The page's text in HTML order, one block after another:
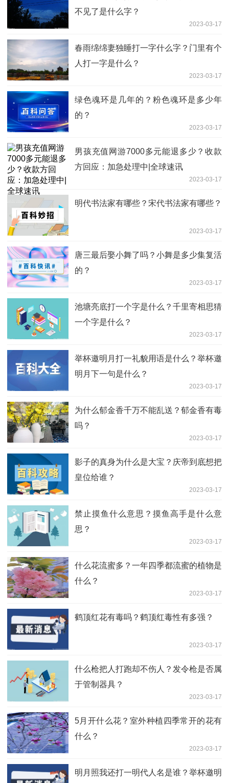
不见了是什么字？
2023-03-17
春雨绵绵妻独睡打一字什么字？门里有个
人打一字是什么？
2023-03-17
绿色魂环是几年的？粉色魂环是多少年
的？
2023-03-17
男孩充值网游7000多元能退多少？收款
方回应：加急处理中|全球速讯
2023-03-17
明代书法家有哪些？宋代书法家有哪些？
2023-03-17
唐三最后娶小舞了吗？小舞是多少集复活
的？
2023-03-17
池塘亮底打一个字是什么？千里寄相思猜
一个字是什么？
2023-03-17
举杯邀明月打一礼貌用语是什么？举杯邀
明月下一句是什么？
2023-03-17
为什么郁金香千万不能乱送？郁金香有毒
吗？
2023-03-17
影子的真身为什么是大宝？庆帝到底想把
皇位给谁？
2023-03-17
禁止摸鱼什么意思？摸鱼高手是什么意
思？
2023-03-17
什么花流蜜多？一年四季都流蜜的植物是
什么？
2023-03-17
鹤顶红花有毒吗？鹤顶红毒性有多强？
2023-03-17
什么枪把人打跑却不伤人？发令枪是否属
于管制器具？
2023-03-17
5月开什么花？室外种植四季常开的花有
什么？
2023-03-17
明月照我还打一明代人名是谁？举杯邀明